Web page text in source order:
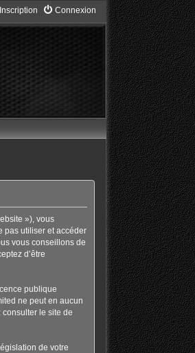
Connexion
Inscription
»), vous
pas utiliser et accéder
vous conseillons de
d’être
publique
ne peut en aucun
consulter le site de
de votre